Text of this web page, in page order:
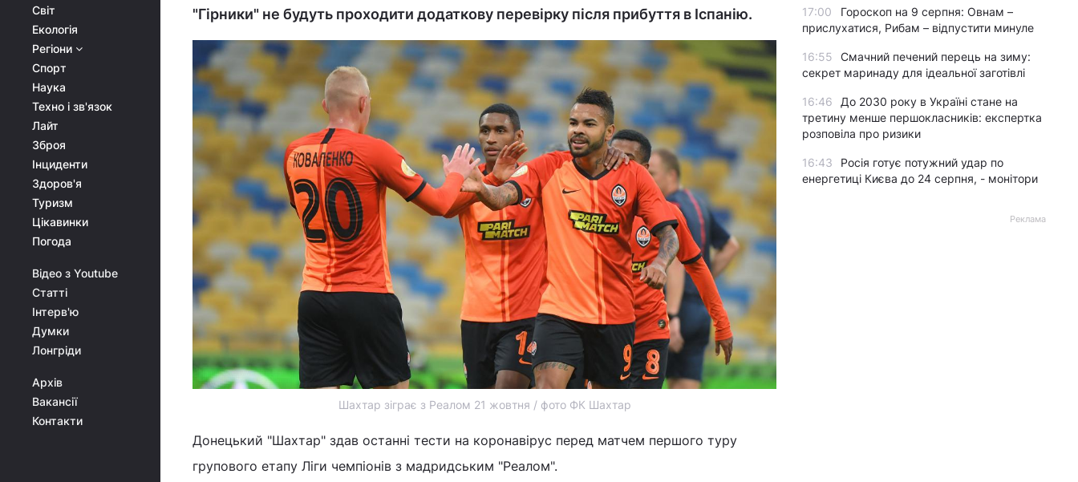
Світ
Екологія
Регіони
Спорт
Наука
Техно і зв'язок
Лайт
Зброя
Інциденти
Здоров'я
Туризм
Цікавинки
Погода
Відео з Youtube
Статті
Інтерв'ю
Думки
Лонгріди
Архів
Вакансії
Контакти
"Гірники" не будуть проходити додаткову перевірку після прибуття в Іспанію.
Шахтар зіграє з Реалом 21 жовтня / фото ФК Шахтар
Донецький "Шахтар" здав останні тести на коронавірус перед матчем першого туру
групового етапу Ліги чемпіонів з мадридським "Реалом".
17:00
Гороскоп на 9 серпня: Овнам –
прислухатися, Рибам – відпустити минуле
16:55
Смачний печений перець на зиму:
секрет маринаду для ідеальної заготівлі
16:46
До 2030 року в Україні стане на
третину менше першокласників: експертка
розповіла про ризики
16:43
Росія готує потужний удар по
енергетиці Києва до 24 серпня, - монітори
Реклама